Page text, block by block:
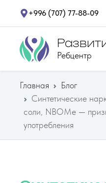
+996 (707) 77-88-09
Ребцентр
Главная
Блог
Синтетические
соли, NBOMe —
употребления